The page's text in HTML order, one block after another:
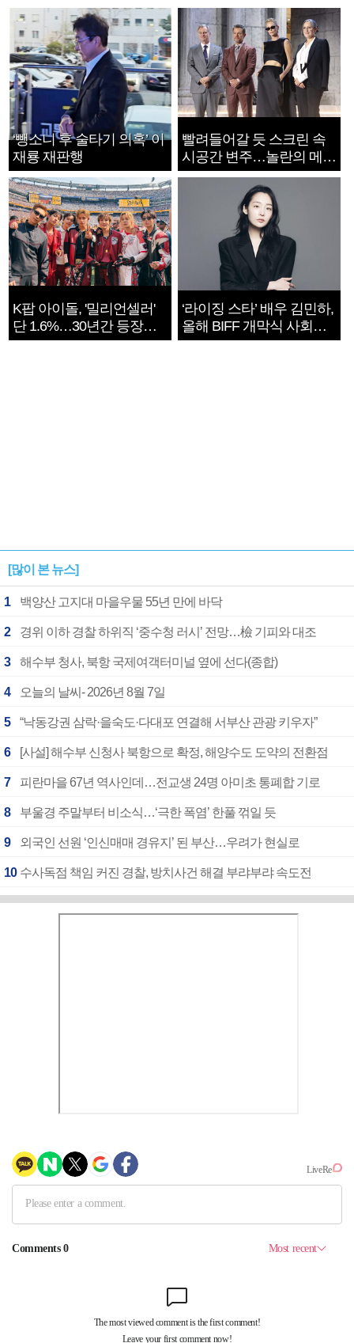
‘뺑소니 후 술타기 의혹’ 이
재룡 재판행
빨려들어갈 듯 스크린 속
시공간 변주…놀란의 메시
지는 ‘전쟁 속죄’
K팝 아이돌, '밀리언셀러'
단 1.6%…30년간 등장
1182개팀 전수조사
‘라이징 스타’ 배우 김민하,
올해 BIFF 개막식 사회자
확정
[많이 본 뉴스]
1 백양산 고지대 마을우물 55년 만에 바닥
2 경위 이하 경찰 하위직 ‘중수청 러시’ 전망…檢 기피와 대조
3 해수부 청사, 북항 국제여객터미널 옆에 선다(종합)
4 오늘의 날씨- 2026년 8월 7일
5 “낙동강권 삼락·을숙도·다대포 연결해 서부산 관광 키우자”
6 [사설] 해수부 신청사 북항으로 확정, 해양수도 도약의 전환점
7 피란마을 67년 역사인데…전교생 24명 아미초 통폐합 기로
8 부울경 주말부터 비소식…‘극한 폭염’ 한풀 꺾일 듯
9 외국인 선원 ‘인신매매 경유지’ 된 부산…우려가 현실로
10 수사독점 책임 커진 경찰, 방치사건 해결 부랴부랴 속도전